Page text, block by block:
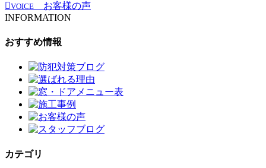
VOICE
お客様の声
INFORMATION
おすすめ情報
カテゴリ